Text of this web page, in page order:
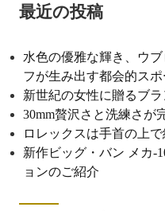
最近の投稿
水色の優雅な輝き、ウ
フが生み出す都会的ス
新世紀の女性に贈るブ
30mm贅沢さと洗練さが
ロレックスは手首の上
新作ビッグ・バン メカ-
ョンのご紹介